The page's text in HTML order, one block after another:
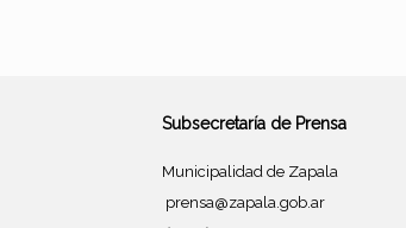
Subsecretaría de Prensa
Municipalidad de Zapala
prensa@zapala.gob.ar